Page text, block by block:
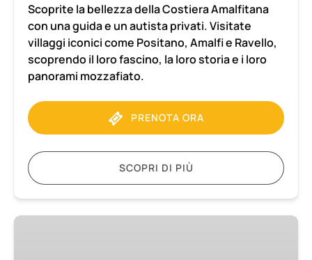
Scoprite la bellezza della Costiera Amalfitana
con una guida e un autista privati. Visitate
villaggi iconici come Positano, Amalfi e Ravello,
scoprendo il loro fascino, la loro storia e i loro
panorami mozzafiato.
PRENOTA ORA
SCOPRI DI PIÙ
Trasferimento